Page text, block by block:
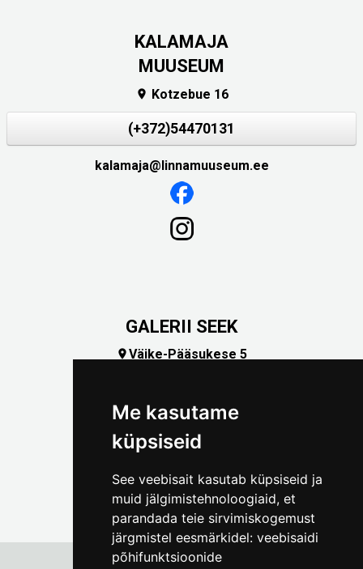
Me kasutame
küpsiseid
See veebisait kasutab küpsiseid ja
muid jälgimistehnoloogiaid, et
parandada teie sirvimiskogemust
järgmistel eesmärkidel: veebisaidi
põhifunktsioonide
KALAMAJA
MUUSEUM
 Kotzebue 16
(+372)54470131
kalamaja@linnamuuseum.ee
GALERII SEEK
Väike-Pääsukese 5